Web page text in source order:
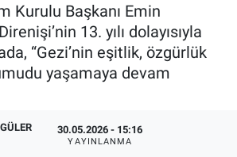
Kurulu Başkanı Emin
13. yılı dolayısıyla
“Gezi’nin eşitlik, özgürlük
yaşamaya devam
30.05.2026 - 15:16
YAYINLANMA